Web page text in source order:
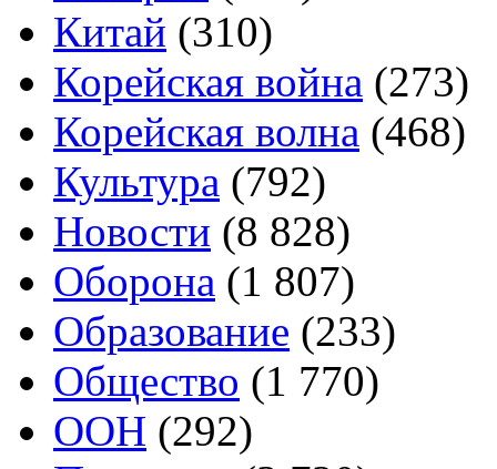
Китай (310)
Корейская война (273)
Корейская волна (468)
Культура (792)
Новости (8 828)
Оборона (1 807)
Образование (233)
Общество (1 770)
ООН (292)